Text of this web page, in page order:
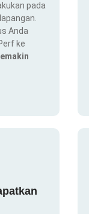
pada
Anda
ke